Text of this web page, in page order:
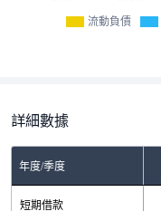
流動負債
詳細數據
年度/季度
短期借款